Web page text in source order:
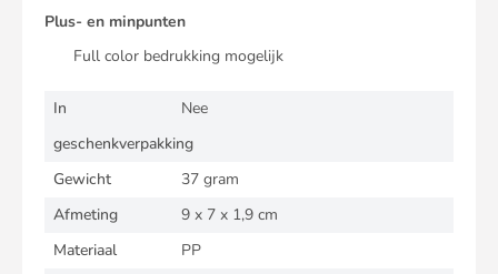
Plus- en minpunten
Full color bedrukking mogelijk
In
geschenkverpakking
Nee
Gewicht
37 gram
Afmeting
9 x 7 x 1,9 cm
Materiaal
PP